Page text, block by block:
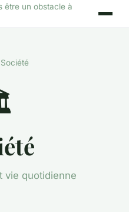
être un obstacle à
Société
vie quotidienne